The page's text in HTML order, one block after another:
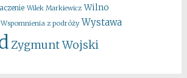
Wilek Markiewicz Wilno
Wspomnienia z podróży Wystawa
Zygmunt Wojski